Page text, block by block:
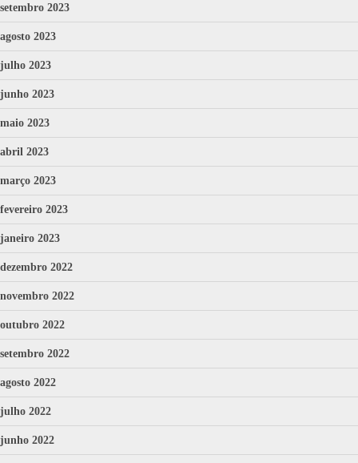
setembro 2023
agosto 2023
julho 2023
junho 2023
maio 2023
abril 2023
março 2023
fevereiro 2023
janeiro 2023
dezembro 2022
novembro 2022
outubro 2022
setembro 2022
agosto 2022
julho 2022
junho 2022